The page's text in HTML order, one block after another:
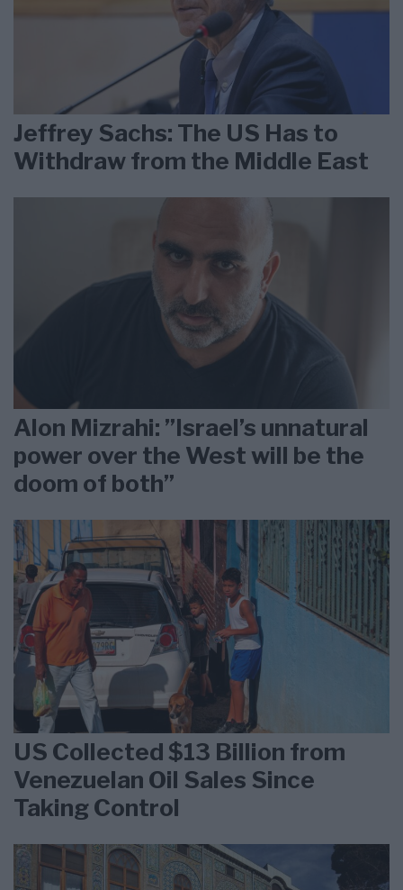
Jeffrey Sachs: The US Has to
Withdraw from the Middle East
Alon Mizrahi: ”Israel’s unnatural
power over the West will be the
doom of both”
US Collected $13 Billion from
Venezuelan Oil Sales Since
Taking Control